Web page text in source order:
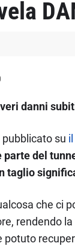
danni
pubblicato su
parte del
taglio
che ci
rendendo